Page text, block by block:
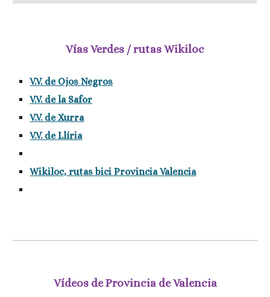
Vías Verdes / rutas Wikiloc
V.V. de Ojos Negros
V.V. de la Safor
V.V. de Xurra
V.V. de Llíria
Wikiloc, rutas bici Provincia Valencia
Vídeos de Provincia de Valencia